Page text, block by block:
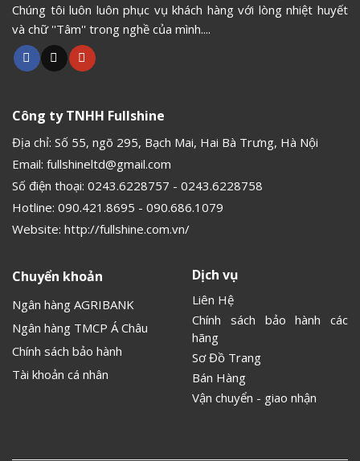
Chúng tôi luôn luôn phục vụ khách hàng với lòng nhiệt huyết
và chữ ''Tâm'' trong nghề của mình....
Công ty TNHH Fullshine
Địa chỉ: Số 55, ngõ 295, Bạch Mai, Hai Bà Trưng, Hà Nội
Email: fullshineltd@gmail.com
Số điện thoại: 0243.6228757 - 0243.6228758
Hotline: 090.421.8695 - 090.686.1079
Website: http://fullshine.com.vn/
Chuyển khoản
Ngân hàng AGRIBANK
Ngân hàng TMCP Á Châu
Chính sách bảo hành
Tài khoản cá nhân
Dịch vụ
Liên Hệ
Chính sách bảo hành các
hãng
Sơ Đồ Trang
Bán Hàng
Vận chuyển - giao nhận